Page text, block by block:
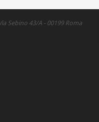
Sebino 43/A - 00199 Roma